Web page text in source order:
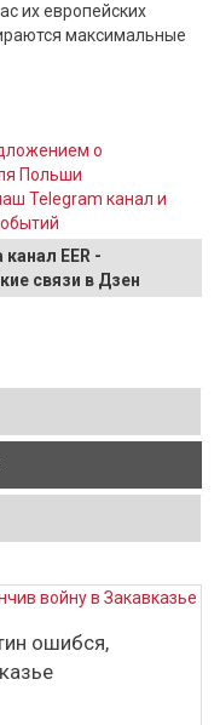
их европейских
максимальные
о
Польши
Telegram канал и
EER -
связи в Дзен
ошибся,